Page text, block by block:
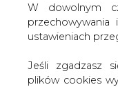
W dowolnym
ustawieniach
Jeśli zgadzasz
plików cookies
W środę rano
późnym wieczorem
rozszczelnienie
Płocka". Według
zdarzenia. Spółka